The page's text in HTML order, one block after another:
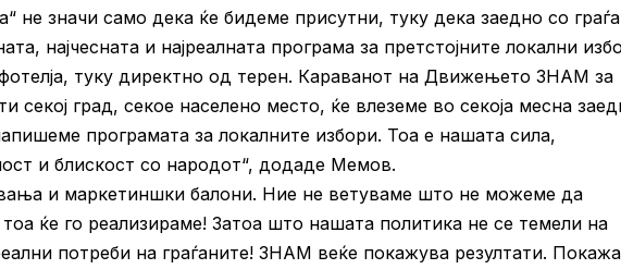
не значи само дека ќе бидеме присутни, туку дека заедно со
најчесната и најреалната програма за претстојните локални
туку директно од терен. Караванот на Движењето ЗНАМ за
секој град, секое населено место, ќе влеземе во секоја месна
програмата за локалните избори. Тоа е нашата сила,
и блискост со народот“, додаде Мемов.
и маркетиншки балони. Ние не ветуваме што не можеме да
ќе го реализираме! Затоа што нашата политика не се темели на
потреби на граѓаните! ЗНАМ веќе покажува резултати.